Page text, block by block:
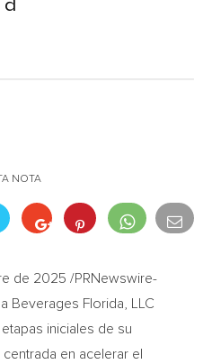
NOTA
de 2025 /PRNewswire-
Beverages Florida, LLC
iniciales de su
en acelerar el